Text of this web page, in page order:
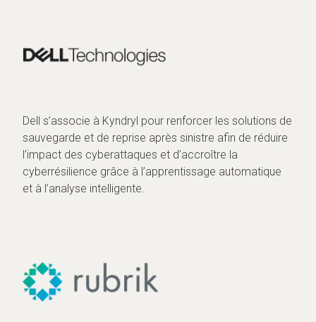
Dell s’associe à Kyndryl pour renforcer les solutions de
sauvegarde et de reprise après sinistre afin de réduire
l’impact des cyberattaques et d’accroître la
cyberrésilience grâce à l’apprentissage automatique
et à l’analyse intelligente.